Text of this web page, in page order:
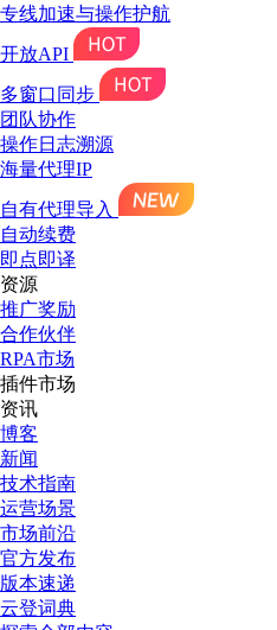
专线加速与操作护航
开放API
多窗口同步
团队协作
操作日志溯源
海量代理IP
自有代理导入
自动续费
即点即译
资源
推广奖励
合作伙伴
RPA市场
插件市场
资讯
博客
新闻
技术指南
运营场景
市场前沿
官方发布
版本速递
云登词典